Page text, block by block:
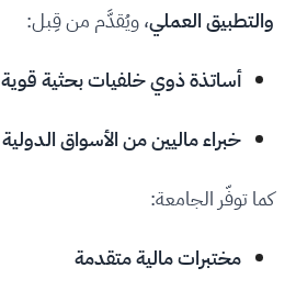
والتطبيق العملي، ويُقدَّم من قِبل:
أساتذة ذوي خلفيات بحثية قوية
خبراء ماليين من الأسواق الدولية
كما توفّر الجامعة:
مختبرات مالية متقدمة